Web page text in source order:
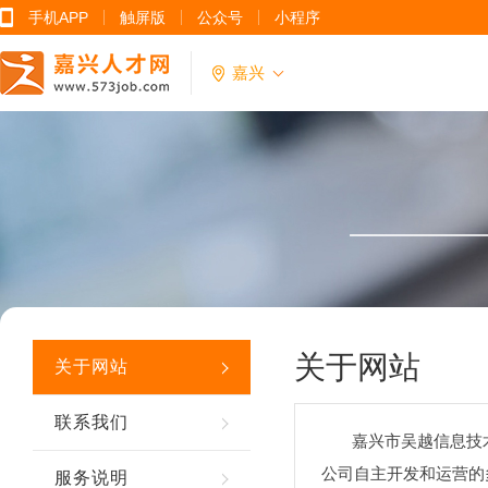
手机APP 触屏版 公众号 小程序
嘉兴
关于网站
联系我们
服务说明
关于网站
嘉兴市吴越信息技术
公司自主开发和运营